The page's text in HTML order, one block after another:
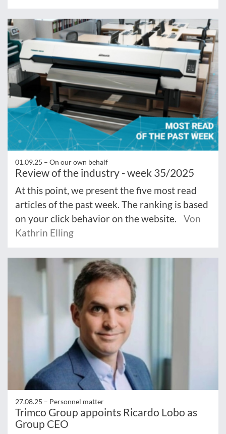
01.09.25 – On our own behalf
Review of the industry - week 35/2025
At this point, we present the five most read
articles of the past week. The ranking is based
on your click behavior on the website.
Von
Kathrin Elling
27.08.25 – Personnel matter
Trimco Group appoints Ricardo Lobo as
Group CEO